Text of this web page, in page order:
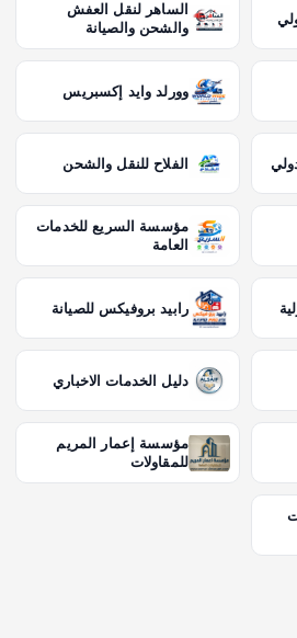
الساهر لنقل العفش
والشحن والصيانة
وورلد وايد إكسبريس
الفلاح للنقل والشحن
مؤسسة السريع للخدمات
العامة
رابيد بروفيكس للصيانة
دليل الخدمات الاخباري
مؤسسة إعمار المريم
للمقاولات